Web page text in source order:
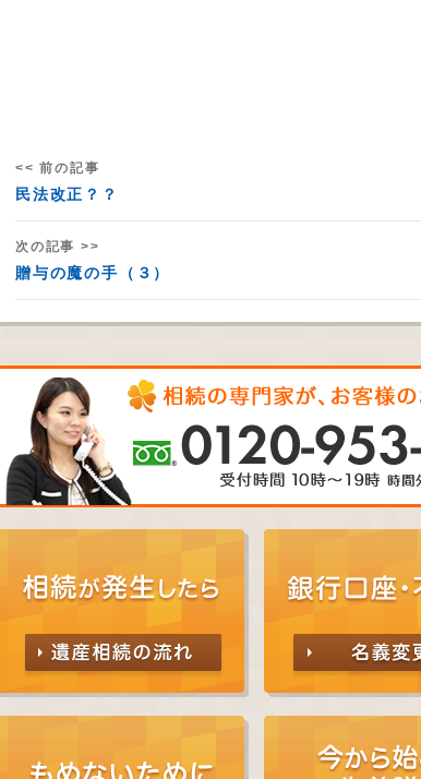
<< 前の記事
民法改正？？
次の記事 >>
贈与の魔の手（３）